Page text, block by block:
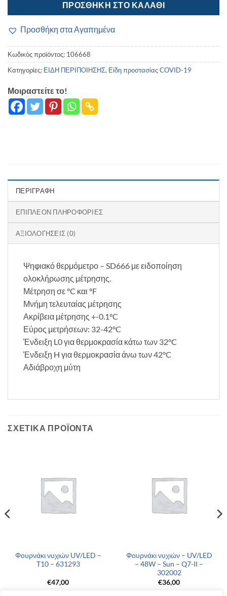
ΠΡΟΣΘΉΚΗ ΣΤΟ ΚΑΛΆΘΙ
Προσθήκη στα Αγαπημένα
Κωδικός προϊόντος: 106668
Κατηγορίες: ΕΙΔΗ ΠΕΡΙΠΟΙΗΣΗΣ, Είδη προστασίας COVID-19
Μοιραστείτε το!
ΠΕΡΙΓΡΑΦΉ
ΕΠΙΠΛΈΟΝ ΠΛΗΡΟΦΟΡΊΕΣ
ΑΞΙΟΛΟΓΉΣΕΙΣ (0)
Ψηφιακό θερμόμετρο – SD666 με ειδοποίηση
ολοκλήρωσης μέτρησης.
Μέτρηση σε °C και ºF
Μνήμη τελευταίας μέτρησης
Ακρίβεια μέτρησης +-0.1°C
Εύρος μετρήσεων: 32-42°C
Ένδειξη L0 για θερμοκρασία κάτω των 32°C
Ένδειξη H για θερμοκρασία άνω των 42°C
Αδιάβροχη μύτη
ΣΧΕΤΙΚΆ ΠΡΟΪΌΝΤΑ
Φουρνάκι νυχιών UV/LED –
T10 – 631293
€47,00
Φουρνάκι νυχιών – UV/LED
– 48W – Sun – Q7-ΙΙ –
302002
€36,00